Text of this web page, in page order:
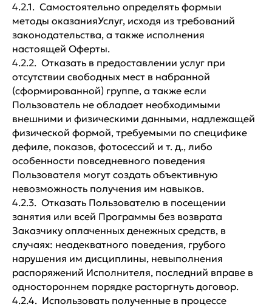
4.2.1. Самостоятельно определять формыи
методы оказанияУслуг, исходя из требований
законодательства, а также исполнения
настоящей Оферты.
4.2.2. Отказать в предоставлении услуг при
отсутствии свободных мест в набранной
(сформированной) группе, а также если
Пользователь не обладает необходимыми
внешними и физическими данными, надлежащей
физической формой, требуемыми по специфике
дефиле, показов, фотосессий и т. д., либо
особенности повседневного поведения
Пользователя могут создать объективную
невозможность получения им навыков.
4.2.3. Отказать Пользователю в посещении
занятия или всей Программы без возврата
Заказчику оплаченных денежных средств, в
случаях: неадекватного поведения, грубого
нарушения им дисциплины, невыполнения
распоряжений Исполнителя, последний вправе в
одностороннем порядке расторгнуть договор.
4.2.4. Использовать полученные в процессе